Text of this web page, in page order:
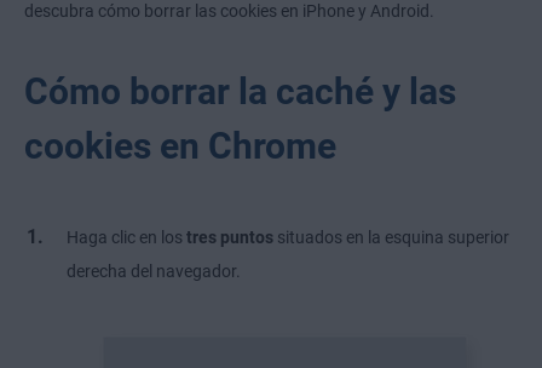
descubra cómo borrar las cookies en iPhone y Android.
Cómo borrar la caché y las
cookies en Chrome
Haga clic en los tres puntos situados en la esquina superior
derecha del navegador.